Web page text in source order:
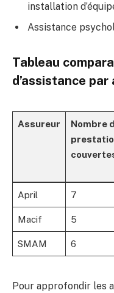
installation
Assistance
Tableau
d’assistance par
Assureur
Nombre
April 7
Macif 5
SMAM 6
Pour approfondir les